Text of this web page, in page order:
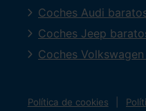
Coches Audi
Coches Jeep
Coches
Política de cookies